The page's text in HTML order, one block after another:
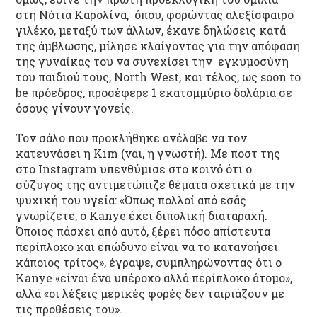
στη Νότια Καρολίνα, όπου, φορώντας αλεξίσφαιρο
γιλέκο, μεταξύ των άλλων, έκανε δηλώσεις κατά
της άμβλωσης, μίλησε κλαίγοντας για την απόφαση
της γυναίκας του να συνεχίσει την εγκυμοσύνη
του παιδιού τους, North West, και τέλος, ως soon to
be πρόεδρος, προσέφερε 1 εκατομμύριο δολάρια σε
όσους γίνουν γονείς.
Τον σάλο που προκλήθηκε ανέλαβε να τον
κατευνάσει η Kim (ναι, η γνωστή). Με ποστ της
στο Instagram υπενθύμισε στο κοινό ότι ο
σύζυγος της αντιμετώπιζε θέματα σχετικά με την
ψυχική του υγεία: «Όπως πολλοί από εσάς
γνωρίζετε, ο Kanye έχει διπολική διαταραχή.
Όποιος πάσχει από αυτό, ξέρει πόσο απίστευτα
περίπλοκο και επώδυνο είναι να το κατανοήσει
κάποιος τρίτος», έγραψε, συμπληρώνοντας ότι o
Kanye «είναι ένα υπέροχο αλλά περίπλοκο άτομο»,
αλλά «οι λέξεις μερικές φορές δεν ταιριάζουν με
τις προθέσεις του».